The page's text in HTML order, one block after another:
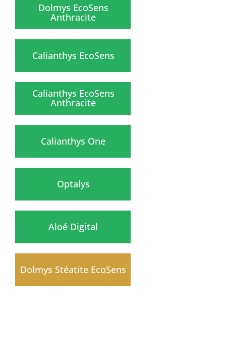
Dolmys EcoSens
Anthracite
Calianthys EcoSens
Calianthys EcoSens
Anthracite
Calianthys One
Optalys
Aloé Digital
Dolmys Stéatite EcoSens